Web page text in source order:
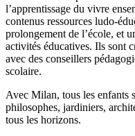
l’apprentissage du vivre
contenus ressources ludo-
prolongement de l’école, et
activités éducatives. Ils sont
avec des conseillers
scolaire.
Avec Milan, tous les enfants
philosophes, jardiniers,
tous les horizons.